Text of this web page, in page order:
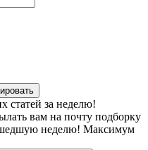
статей за неделю!
вам на почту подборку
неделю! Максимум